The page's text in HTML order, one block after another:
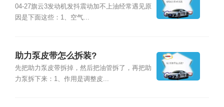
04-27旗云3发动机发抖震动加不上油经常遇见原
因是下面这些：1、空气...
助力泵皮带怎么拆装?
先把助力泵皮带拆掉，然后把油管拆了，再把助
力泵拆下来：1、作用是调整皮...